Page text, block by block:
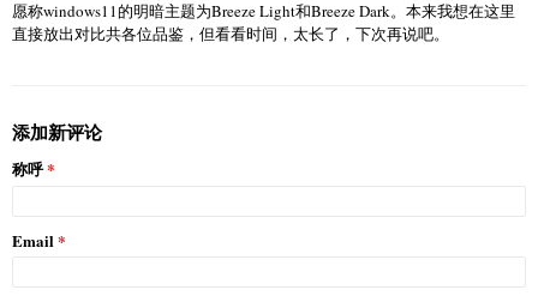
愿称windows11的明暗主题为Breeze Light和Breeze Dark。本来我想在这里
直接放出对比共各位品鉴，但看看时间，太长了，下次再说吧。
添加新评论
称呼
Email